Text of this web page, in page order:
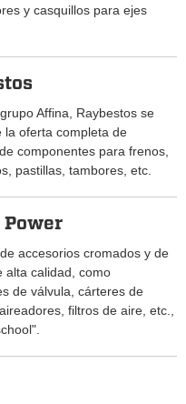
y casquillos para ejes
Affina, Raybestos se
la oferta completa de
componentes para frenos,
pastillas, tambores, etc.
Power
accesorios cromados y de
alta calidad, como
de válvula, cárteres de
filtros de aire, etc.,